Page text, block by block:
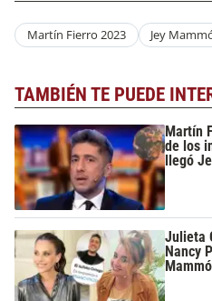
Martín Fierro 2023 Jey
TAMBIÉN TE PUEDE
Martín
de los
llegó
Julieta
Nancy